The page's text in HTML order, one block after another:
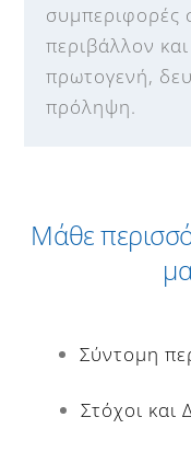
συμπεριφορές
περιβάλλον
πρωτογενή,
πρόληψη.
Μάθε
Σύντομη
Στόχοι και